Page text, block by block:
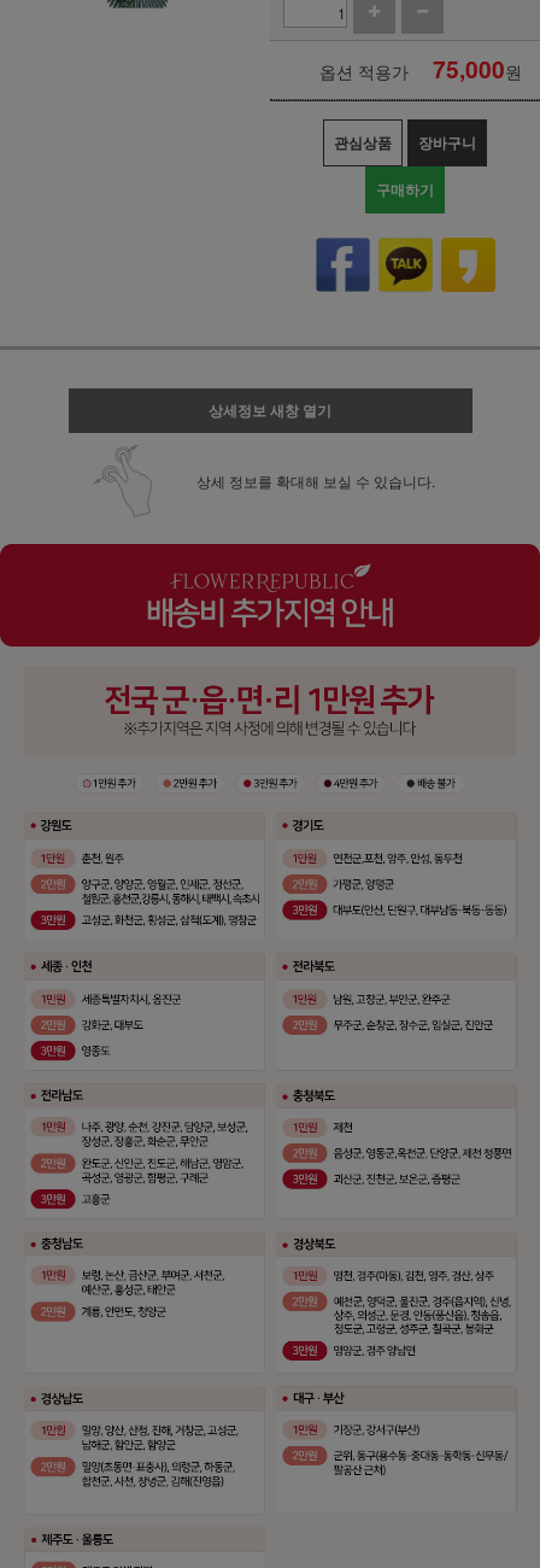
옵션 적용가 75,000원
관심상품 장바구니
구매하기
상세정보 새창 열기
상세 정보를 확대해 보실 수 있습니다.